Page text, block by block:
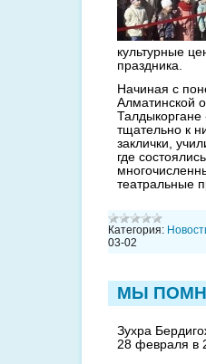
культурные
праздника.
Начиная с
Алматинской
тщательно к
заклички,
где состоялись
театральные
Категория:
03-02
МЫ
Зухра
28 февраля в